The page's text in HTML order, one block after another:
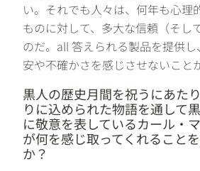
い。それでも人々は、何年も心理
ものに対して、多大な信頼（そし
のだ。all 答えられる製品を提供
安や不確かさを感じさせないこと
黒人の歴史月間を祝うにあた
りに込められた物語を通して
に敬意を表しているカール・
が何を感じ取ってくれること
か？